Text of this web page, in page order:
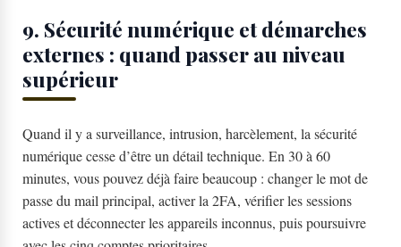
9. Sécurité numérique et démarches
externes : quand passer au niveau
supérieur
Quand il y a surveillance, intrusion, harcèlement, la sécurité
numérique cesse d’être un détail technique. En 30 à 60
minutes, vous pouvez déjà faire beaucoup : changer le mot de
passe du mail principal, activer la 2FA, vérifier les sessions
actives et déconnecter les appareils inconnus, puis poursuivre